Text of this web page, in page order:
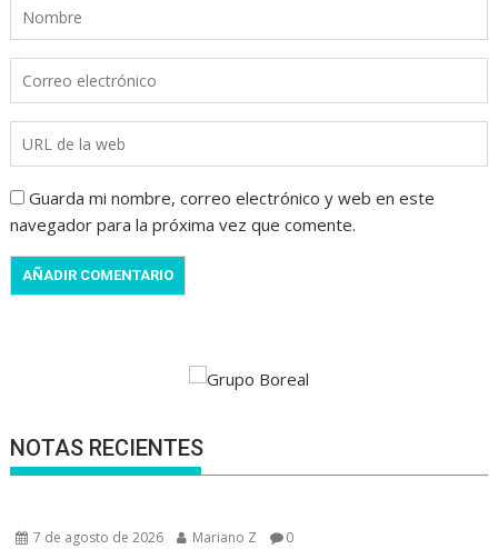
Guarda mi nombre, correo electrónico y web en este
navegador para la próxima vez que comente.
NOTAS RECIENTES
7 de agosto de 2026 Mariano Z 0